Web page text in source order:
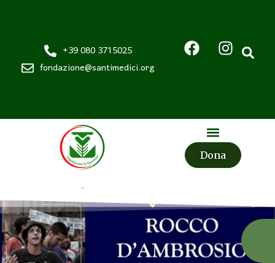
+39 080 3715025
fondazione@santimedici.org
Dona